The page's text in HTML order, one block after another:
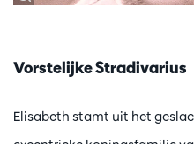
Vorstelijke Stradivarius
Elisabeth stamt uit het